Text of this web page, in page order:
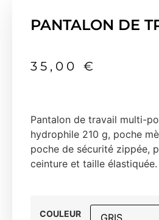
PANTALON DE
35,00 €
Pantalon de travail multi-
hydrophile 210 g, poche
poche de sécurité zippée,
ceinture et taille
COULEUR